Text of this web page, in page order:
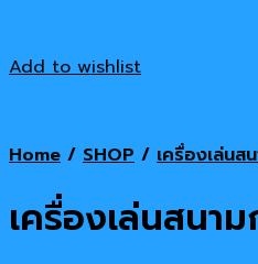
Add to wishlist
Home / SHOP / เครื่องเล่นส
เครื่องเล่นสนา